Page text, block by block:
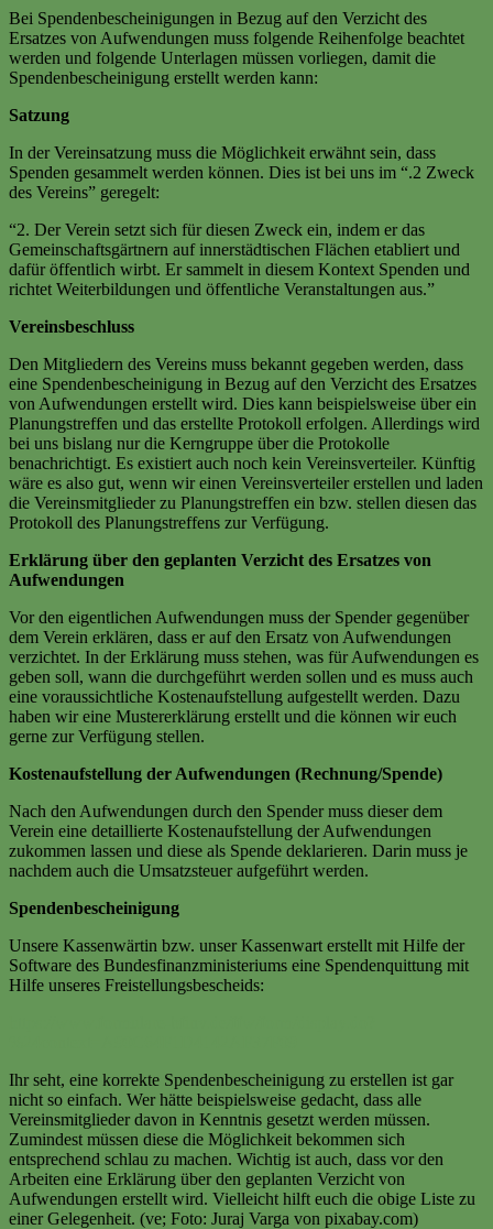
Bei Spendenbescheinigungen in Bezug auf den Verzicht des
Ersatzes von Aufwendungen muss folgende Reihenfolge beachtet
werden und folgende Unterlagen müssen vorliegen, damit die
Spendenbescheinigung erstellt werden kann:
Satzung
In der Vereinsatzung muss die Möglichkeit erwähnt sein, dass
Spenden gesammelt werden können. Dies ist bei uns im “.2 Zweck
des Vereins” geregelt:
“2. Der Verein setzt sich für diesen Zweck ein, indem er das
Gemeinschaftsgärtnern auf innerstädtischen Flächen etabliert und
dafür öffentlich wirbt. Er sammelt in diesem Kontext Spenden und
richtet Weiterbildungen und öffentliche Veranstaltungen aus.”
Vereinsbeschluss
Den Mitgliedern des Vereins muss bekannt gegeben werden, dass
eine Spendenbescheinigung in Bezug auf den Verzicht des Ersatzes
von Aufwendungen erstellt wird. Dies kann beispielsweise über ein
Planungstreffen und das erstellte Protokoll erfolgen. Allerdings wird
bei uns bislang nur die Kerngruppe über die Protokolle
benachrichtigt. Es existiert auch noch kein Vereinsverteiler. Künftig
wäre es also gut, wenn wir einen Vereinsverteiler erstellen und laden
die Vereinsmitglieder zu Planungstreffen ein bzw. stellen diesen das
Protokoll des Planungstreffens zur Verfügung.
Erklärung über den geplanten Verzicht des Ersatzes von
Aufwendungen
Vor den eigentlichen Aufwendungen muss der Spender gegenüber
dem Verein erklären, dass er auf den Ersatz von Aufwendungen
verzichtet. In der Erklärung muss stehen, was für Aufwendungen es
geben soll, wann die durchgeführt werden sollen und es muss auch
eine voraussichtliche Kostenaufstellung aufgestellt werden. Dazu
haben wir eine Mustererklärung erstellt und die können wir euch
gerne zur Verfügung stellen.
Kostenaufstellung der Aufwendungen (Rechnung/Spende)
Nach den Aufwendungen durch den Spender muss dieser dem
Verein eine detaillierte Kostenaufstellung der Aufwendungen
zukommen lassen und diese als Spende deklarieren. Darin muss je
nachdem auch die Umsatzsteuer aufgeführt werden.
Spendenbescheinigung
Unsere Kassenwärtin bzw. unser Kassenwart erstellt mit Hilfe der
Software des Bundesfinanzministeriums eine Spendenquittung mit
Hilfe unseres Freistellungsbescheids:
Ihr seht, eine korrekte Spendenbescheinigung zu erstellen ist gar
nicht so einfach. Wer hätte beispielsweise gedacht, dass alle
Vereinsmitglieder davon in Kenntnis gesetzt werden müssen.
Zumindest müssen diese die Möglichkeit bekommen sich
entsprechend schlau zu machen. Wichtig ist auch, dass vor den
Arbeiten eine Erklärung über den geplanten Verzicht von
Aufwendungen erstellt wird. Vielleicht hilft euch die obige Liste zu
einer Gelegenheit. (ve; Foto: Juraj Varga von pixabay.com)